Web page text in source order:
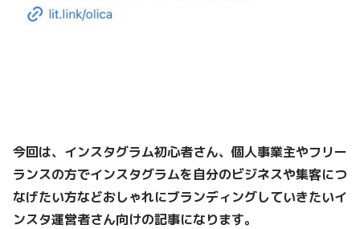
今回は、インスタグラム初心者さん、個人事業主やフリー
ランスの方でインスタグラムを自分のビジネスや集客につ
なげたい方などおしゃれにブランディングしていきたいイ
ンスタ運営者さん向けの記事になります。